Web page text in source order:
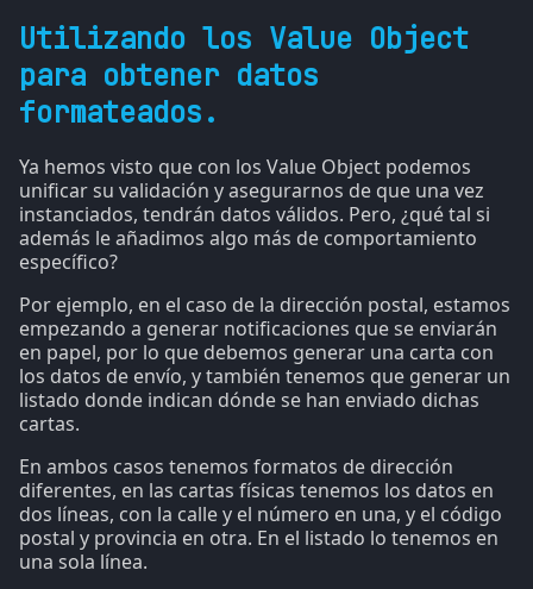
Utilizando los Value Object
para obtener datos
formateados.
Ya hemos visto que con los Value Object podemos
unificar su validación y asegurarnos de que una vez
instanciados, tendrán datos válidos. Pero, ¿qué tal si
además le añadimos algo más de comportamiento
específico?
Por ejemplo, en el caso de la dirección postal, estamos
empezando a generar notificaciones que se enviarán
en papel, por lo que debemos generar una carta con
los datos de envío, y también tenemos que generar un
listado donde indican dónde se han enviado dichas
cartas.
En ambos casos tenemos formatos de dirección
diferentes, en las cartas físicas tenemos los datos en
dos líneas, con la calle y el número en una, y el código
postal y provincia en otra. En el listado lo tenemos en
una sola línea.